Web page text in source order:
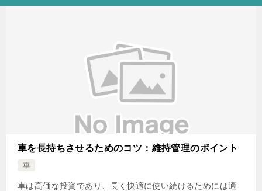
車を長持ちさせるためのコツ：維持管理のポイント
車
車は高価な投資であり、長く快適に使い続けるためには適